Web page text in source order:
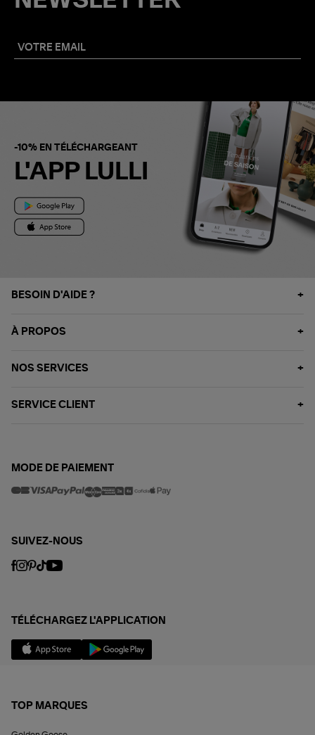
-10% EN TÉLÉCHARGEANT
L'APP LULLI
BESOIN D'AIDE ?
À PROPOS
NOS SERVICES
SERVICE CLIENT
MODE DE PAIEMENT
SUIVEZ-NOUS
TÉLÉCHARGEZ L'APPLICATION
TOP MARQUES